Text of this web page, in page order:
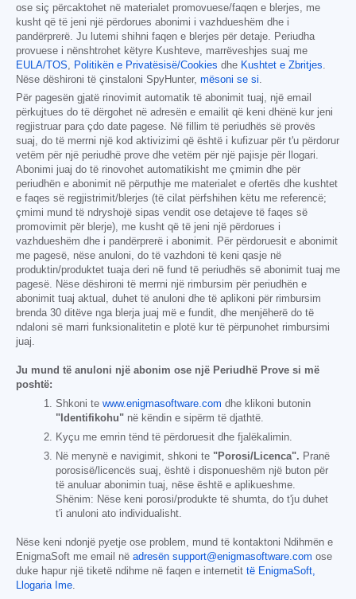
ose siç përcaktohet në materialet promovuese/faqen e blerjes, me
kusht që të jeni një përdorues abonimi i vazhdueshëm dhe i
pandërprerë. Ju lutemi shihni faqen e blerjes për detaje. Periudha
provuese i nënshtrohet këtyre Kushteve, marrëveshjes suaj me
EULA/TOS
Politikën e Privatësisë/Cookies dhe Kushtet e Zbritjes
Nëse dëshironi të çinstaloni SpyHunter, mësoni se si
Për pagesën gjatë rinovimit automatik të abonimit tuaj, një email
përkujtues do të dërgohet në adresën e emailit që keni dhënë kur jeni
regjistruar para çdo date pagese. Në fillim të periudhës së provës
suaj, do të merrni një kod aktivizimi që është i kufizuar për t'u përdorur
vetëm për një periudhë prove dhe vetëm për një pajisje për llogari.
Abonimi juaj do të rinovohet automatikisht me çmimin dhe për
periudhën e abonimit në përputhje me materialet e ofertës dhe kushtet
e faqes së regjistrimit/blerjes (të cilat përfshihen këtu me referencë;
çmimi mund të ndryshojë sipas vendit ose detajeve të faqes së
promovimit për blerje), me kusht që të jeni një përdorues i
vazhdueshëm dhe i pandërprerë i abonimit. Për përdoruesit e abonimit
me pagesë, nëse anuloni, do të vazhdoni të keni qasje në
produktin/produktet tuaja deri në fund të periudhës së abonimit tuaj me
pagesë. Nëse dëshironi të merrni një rimbursim për periudhën e
abonimit tuaj aktual, duhet të anuloni dhe të aplikoni për rimbursim
brenda 30 ditëve nga blerja juaj më e fundit, dhe menjëherë do të
ndaloni së marri funksionalitetin e plotë kur të përpunohet rimbursimi
juaj.
Ju mund të anuloni një abonim ose një Periudhë Prove si më
poshtë:
Shkoni te www.enigmasoftware.com dhe klikoni butonin
"Identifikohu" në këndin e sipërm të djathtë.
Kyçu me emrin tënd të përdoruesit dhe fjalëkalimin.
Në menynë e navigimit, shkoni te "Porosi/Licenca". Pranë
porosisë/licencës suaj, është i disponueshëm një buton për
të anuluar abonimin tuaj, nëse është e aplikueshme.
Shënim: Nëse keni porosi/produkte të shumta, do t'ju duhet
t'i anuloni ato individualisht.
Nëse keni ndonjë pyetje ose problem, mund të kontaktoni Ndihmën e
EnigmaSoft me email në adresën support@enigmasoftware.com ose
duke hapur një tiketë ndihme në faqen e internetit të EnigmaSoft,
Llogaria Ime.